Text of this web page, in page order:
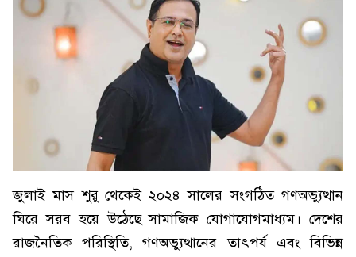
জুলাই মাস শুরু থেকেই ২০২৪ সালের সংগঠিত গণঅভ্যুত্থান
ঘিরে সরব হয়ে উঠেছে সামাজিক যোগাযোগমাধ্যম। দেশের
রাজনৈতিক পরিস্থিতি, গণঅভ্যুত্থানের তাৎপর্য এবং বিভিন্ন